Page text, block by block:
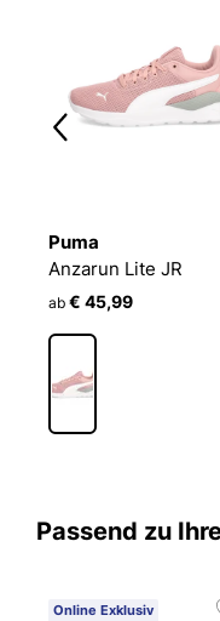
Puma
Anzarun Lite JR
ab € 45,99
Passend zu
Online Exklusiv